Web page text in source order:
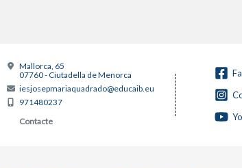
Mallorca, 65
07760 - Ciutadella de Menorca
iesjosepmariaquadrado@educaib.eu
971480237
Contacte